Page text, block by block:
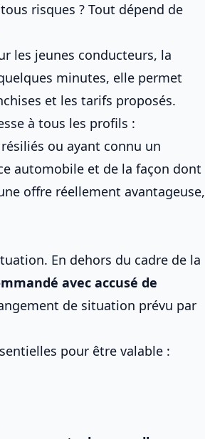
risques ? Tout dépend de
les jeunes conducteurs, la
minutes, elle permet
et les tarifs proposés.
à tous les profils :
ou ayant connu un
automobile et de la façon dont
offre réellement avantageuse,
En dehors du cadre de la
avec accusé de
de situation prévu par
pour être valable :